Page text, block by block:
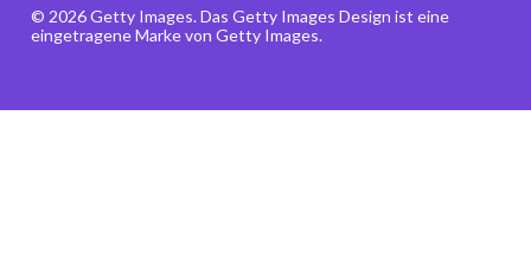
© 2026 Getty Images. Das Getty Images Design ist eine
eingetragene Marke von Getty Images.